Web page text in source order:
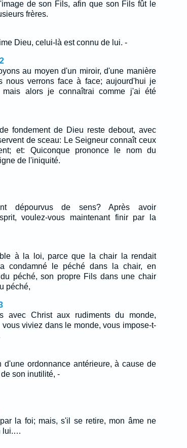
de son Fils, afin que son Fils fût le
frères.
Dieu, celui-là est connu de lui. -
au moyen d'un miroir, d'une manière
nous verrons face à face; aujourd'hui je
mais alors je connaîtrai comme j'ai été
fondement de Dieu reste debout, avec
de sceau: Le Seigneur connaît ceux
et: Quiconque prononce le nom du
de l'iniquité.
dépourvus de sens? Après avoir
voulez-vous maintenant finir par la
à la loi, parce que la chair la rendait
condamné le péché dans la chair, en
péché, son propre Fils dans une chair
péché,
avec Christ aux rudiments du monde,
vous viviez dans le monde, vous impose-t-
d'une ordonnance antérieure, à cause de
son inutilité, -
la foi; mais, s'il se retire, mon âme ne
lui.…